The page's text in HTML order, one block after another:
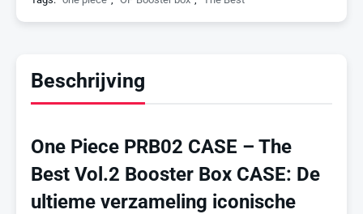
Beschrijving
One Piece PRB02 CASE – The
Best Vol.2 Booster Box CASE: De
ultieme verzameling iconische